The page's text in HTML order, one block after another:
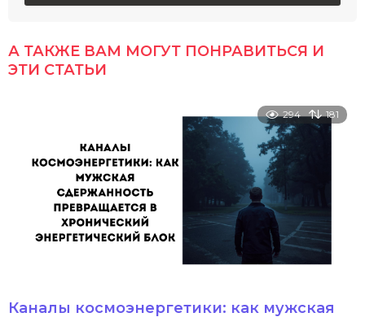
А ТАКЖЕ ВАМ МОГУТ ПОНРАВИТЬСЯ И
ЭТИ СТАТЬИ
294 181
Каналы космоэнергетики: как мужская